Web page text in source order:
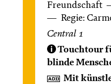
Freundschaft
Regie:
Central 1
Touchtour
blinde
Mit